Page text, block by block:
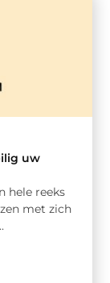
uw
hele reeks
met zich